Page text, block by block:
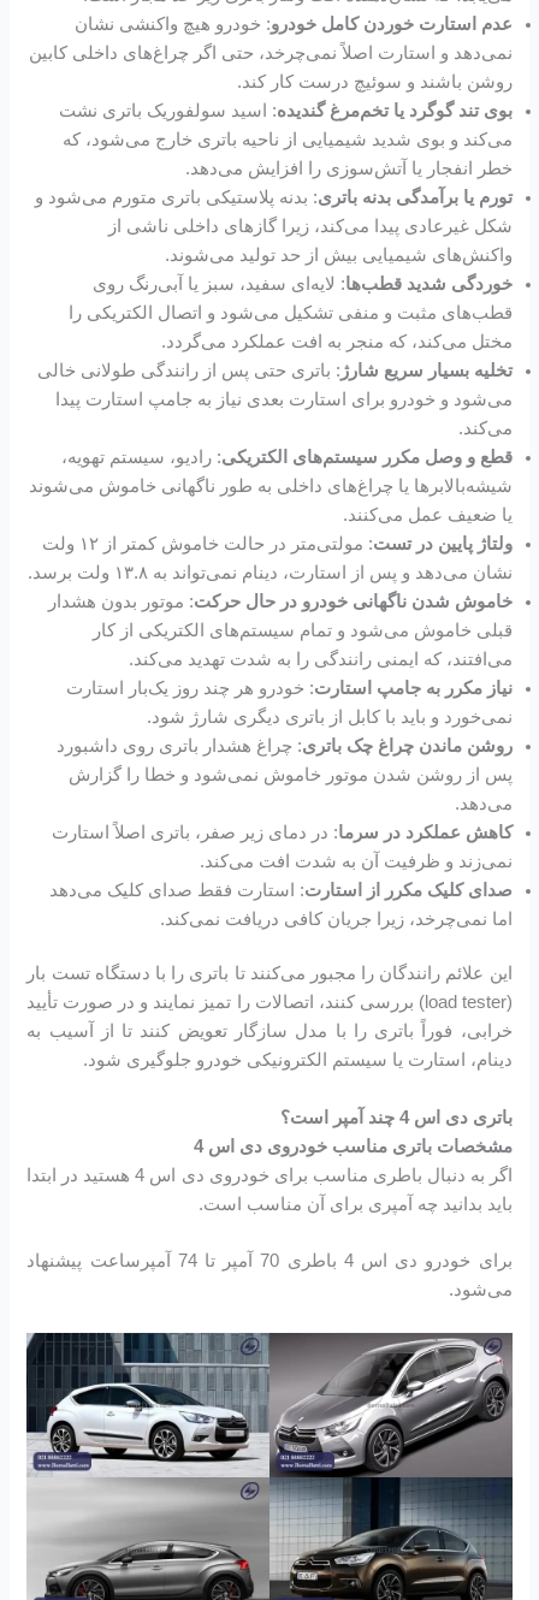
عدم استارت خوردن کامل خودرو: خودرو هیچ واکنشی نشان
نمی‌دهد و استارت اصلاً نمی‌چرخد، حتی اگر چراغ‌های داخلی کابین
روشن باشند و سوئیچ درست کار کند.
بوی تند گوگرد یا تخم‌مرغ گندیده: اسید سولفوریک باتری نشت
می‌کند و بوی شدید شیمیایی از ناحیه باتری خارج می‌شود، که
خطر انفجار یا آتش‌سوزی را افزایش می‌دهد.
تورم یا برآمدگی بدنه باتری: بدنه پلاستیکی باتری متورم می‌شود و
شکل غیرعادی پیدا می‌کند، زیرا گازهای داخلی ناشی از
واکنش‌های شیمیایی بیش از حد تولید می‌شوند.
خوردگی شدید قطب‌ها: لایه‌ای سفید، سبز یا آبی‌رنگ روی
قطب‌های مثبت و منفی تشکیل می‌شود و اتصال الکتریکی را
مختل می‌کند، که منجر به افت عملکرد می‌گردد.
تخلیه بسیار سریع شارژ : باتری حتی پس از رانندگی طولانی خالی
می‌شود و خودرو برای استارت بعدی نیاز به جامپ استارت پیدا
می‌کند.
قطع و وصل مکرر سیستم‌های الکتریکی: رادیو، سیستم تهویه،
شیشه‌بالابرها یا چراغ‌های داخلی به طور ناگهانی خاموش می‌شوند
یا ضعیف عمل می‌کنند.
ولتاژ پایین در تست
: مولتی‌متر در حالت خاموش کمتر از ۱۲ ولت
نشان می‌دهد و پس از استارت، دینام نمی‌تواند به ۱۳.۸ ولت برسد.
خاموش شدن ناگهانی خودرو در حال حرکت: موتور بدون هشدار
قبلی خاموش می‌شود و تمام سیستم‌های الکتریکی از کار
می‌افتند، که ایمنی رانندگی را به شدت تهدید می‌کند.
نیاز مکرر به جامپ استارت: خودرو هر چند روز یک‌بار استارت
نمی‌خورد و باید با کابل از باتری دیگری شارژ شود.
روشن ماندن چراغ چک باتری: چراغ هشدار باتری روی داشبورد
پس از روشن شدن موتور خاموش نمی‌شود و خطا را گزارش
می‌دهد.
کاهش عملکرد در سرما: در دمای زیر صفر، باتری اصلاً استارت
نمی‌زند و ظرفیت آن به شدت افت می‌کند.
صدای کلیک مکرر از استارت: استارت فقط صدای کلیک می‌دهد
اما نمی‌چرخد، زیرا جریان کافی دریافت نمی‌کند.
این علائم رانندگان را مجبور می‌کنند تا باتری را با دستگاه تست بار
(load tester) بررسی کنند، اتصالات را تمیز نمایند و در صورت تأیید
خرابی، فوراً باتری را با مدل سازگار تعویض کنند تا از آسیب به
دینام، استارت یا سیستم الکترونیکی خودرو جلوگیری شود.
باتری دی اس 4 چند آمپر است؟
مشخصات باتری مناسب خودروی دی اس 4
اگر به دنبال باطری مناسب برای خودروی دی اس 4 هستید در ابتدا
باید بدانید چه آمپری برای آن مناسب است.
برای خودرو دی اس 4 باطری 70 آمپر تا 74 آمپرساعت پیشنهاد
می‌شود.